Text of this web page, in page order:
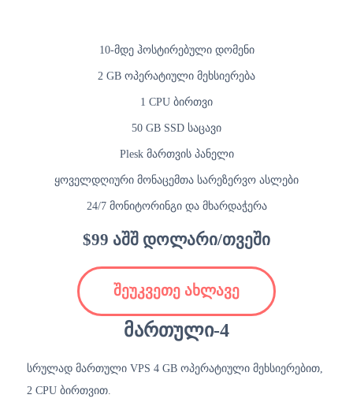
10-მდე ჰოსტირებული დომენი
2 GB ოპერატიული მეხსიერება
1 CPU ბირთვი
50 GB SSD საცავი
Plesk მართვის პანელი
ყოველდღიური მონაცემთა სარეზერვო ასლები
24/7 მონიტორინგი და მხარდაჭერა
$99 აშშ დოლარი/თვეში
შეუკვეთე ახლავე
მართული-4
სრულად მართული VPS 4 GB ოპერატიული მეხსიერებით,
2 CPU ბირთვით.